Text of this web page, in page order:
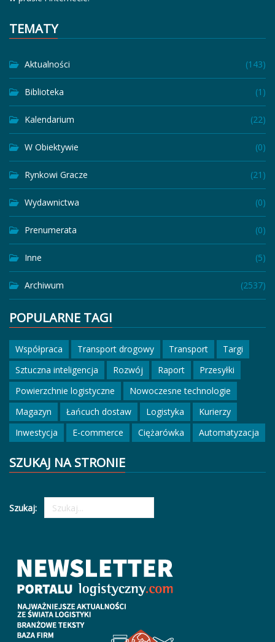
TEMATY
Aktualności (143)
Biblioteka (1)
Kalendarium (22)
W Obiektywie (0)
Rynkowi Gracze (21)
Wydawnictwa (0)
Prenumerata (0)
Inne (5)
Archiwum (2537)
POPULARNE TAGI
Współpraca Transport drogowy Transport
Targi
Sztuczna inteligencja
Rozwój Raport
Przesyłki
Powierzchnie logistyczne
Nowoczesne technologie
Magazyn
Łańcuch dostaw Logistyka
Kurierzy
Inwestycja
E-commerce Ciężarówka Automatyzacja
SZUKAJ NA STRONIE
Szukaj: